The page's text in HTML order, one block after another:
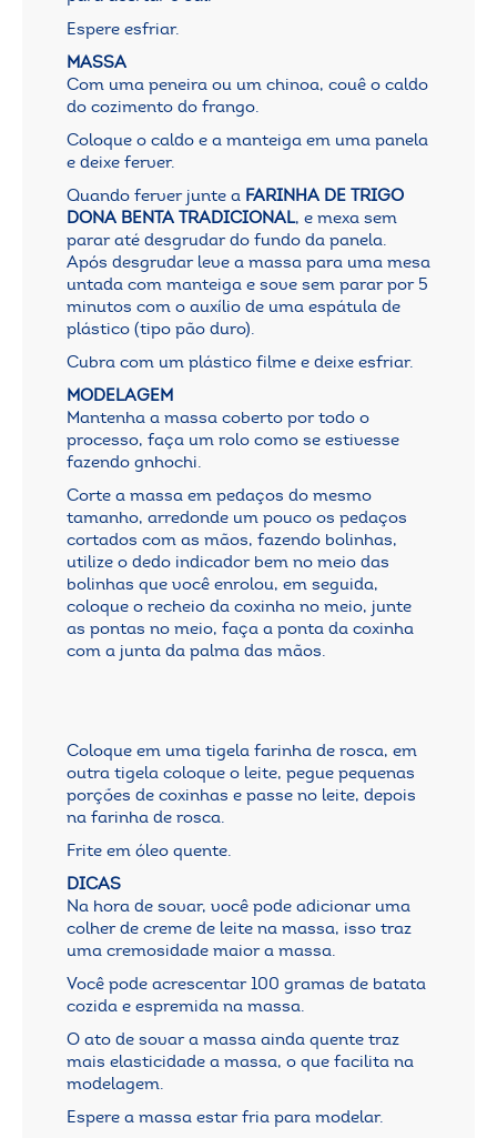
Espere esfriar.
MASSA
Com uma peneira ou um chinoa, couê o caldo
do cozimento do frango.
Coloque o caldo e a manteiga em uma panela
e deixe ferver.
Quando ferver junte a FARINHA DE TRIGO
DONA BENTA TRADICIONAL, e mexa sem
parar até desgrudar do fundo da panela.
Após desgrudar leve a massa para uma mesa
untada com manteiga e sove sem parar por 5
minutos com o auxílio de uma espátula de
plástico (tipo pão duro).
Cubra com um plástico filme e deixe esfriar.
MODELAGEM
Mantenha a massa coberto por todo o
processo, faça um rolo como se estivesse
fazendo gnhochi.
Corte a massa em pedaços do mesmo
tamanho, arredonde um pouco os pedaços
cortados com as mãos, fazendo bolinhas,
utilize o dedo indicador bem no meio das
bolinhas que você enrolou, em seguida,
coloque o recheio da coxinha no meio, junte
as pontas no meio, faça a ponta da coxinha
com a junta da palma das mãos.
Coloque em uma tigela farinha de rosca, em
outra tigela coloque o leite, pegue pequenas
porções de coxinhas e passe no leite, depois
na farinha de rosca.
Frite em óleo quente.
DICAS
Na hora de sovar, você pode adicionar uma
colher de creme de leite na massa, isso traz
uma cremosidade maior a massa.
Você pode acrescentar 100 gramas de batata
cozida e espremida na massa.
O ato de sovar a massa ainda quente traz
mais elasticidade a massa, o que facilita na
modelagem.
Espere a massa estar fria para modelar.